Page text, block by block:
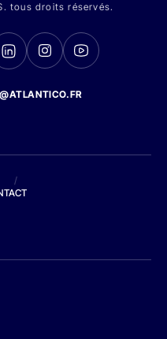
tous droits réservés.
/